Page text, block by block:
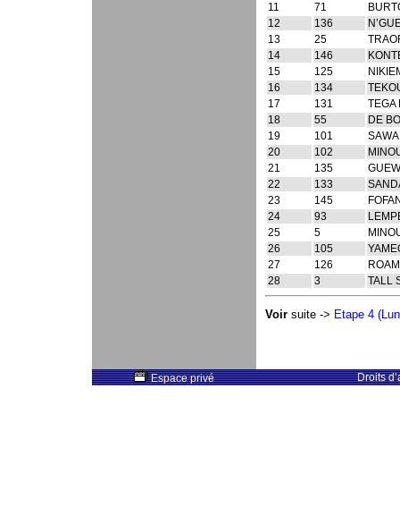
11
71
12
136
13
25
14
146
15
125
16
134
17
131
TEGA
18
55
DE
19
101
20
102
21
135
22
133
23
145
24
93
25
5
26
105
27
126
28
3 TALL
Voir suite -> Etape 4
Espace privé Droits